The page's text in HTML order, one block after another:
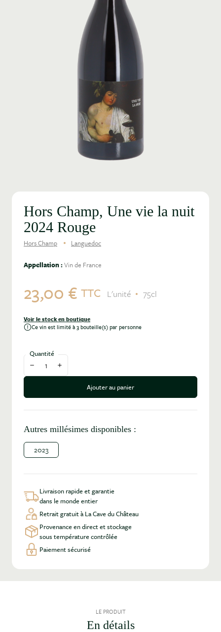
Hors Champ, Une vie la nuit
2024 Rouge
Hors Champ Languedoc
Appellation :Vin de France
23,00 € TTC L'unité 75cl
Voir le stock en boutique
Ce vin est limité à 3 bouteille(s) par personne
Quantité
Diminuer la quantité
Augmenter la quantité
Ajouter au panier
Autres millésimes disponibles :
2023
Livraison rapide et garantie
dans le monde entier
Retrait gratuit à La Cave du Château
Provenance en direct et stockage
sous température contrôlée
Paiement sécurisé
LE PRODUIT
En détails